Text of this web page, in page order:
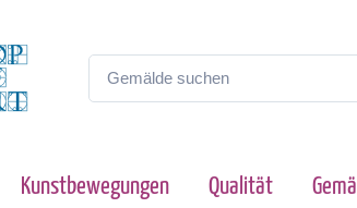
Kunstbewegungen Qualität